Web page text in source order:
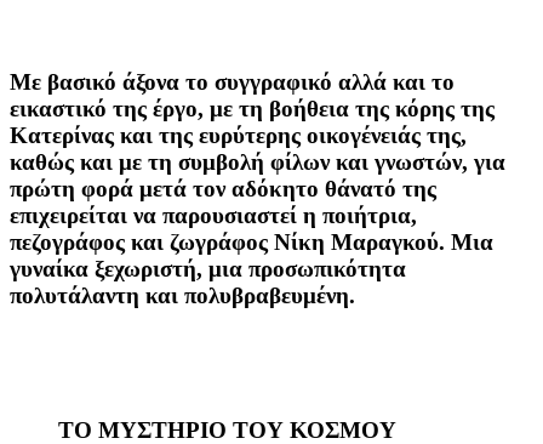
Με βασικό άξονα το συγγραφικό αλλά και το
εικαστικό της έργο, με τη βοήθεια της κόρης της
Κατερίνας και της ευρύτερης οικογένειάς της,
καθώς και με τη συμβολή φίλων και γνωστών, για
πρώτη φορά μετά τον αδόκητο θάνατό της
επιχειρείται να παρουσιαστεί η ποιήτρια,
πεζογράφος και ζωγράφος Νίκη Μαραγκού. Μια
γυναίκα ξεχωριστή, μια προσωπικότητα
πολυτάλαντη και πολυβραβευμένη.
ΤΟ ΜΥΣΤΗΡΙΟ ΤΟΥ ΚΟΣΜΟΥ